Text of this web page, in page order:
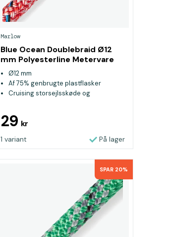
Marlow
Blue Ocean Doublebraid Ø12
mm Polyesterline Metervare
Rød
Ø12 mm
Af 75% genbrugte plastflasker
Cruising storsejlsskøde og
29 kr
1 variant På lager
SPAR 20%